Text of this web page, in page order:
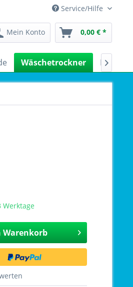
Service/Hilfe
Mein Konto 0,00 € *
Wäschetrockner 
Warenkorb